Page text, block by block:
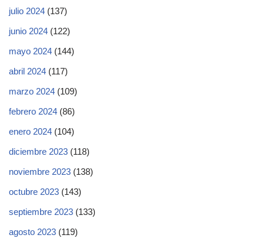
julio 2024 (137)
junio 2024 (122)
mayo 2024 (144)
abril 2024 (117)
marzo 2024 (109)
febrero 2024 (86)
enero 2024 (104)
diciembre 2023 (118)
noviembre 2023 (138)
octubre 2023 (143)
septiembre 2023 (133)
agosto 2023 (119)